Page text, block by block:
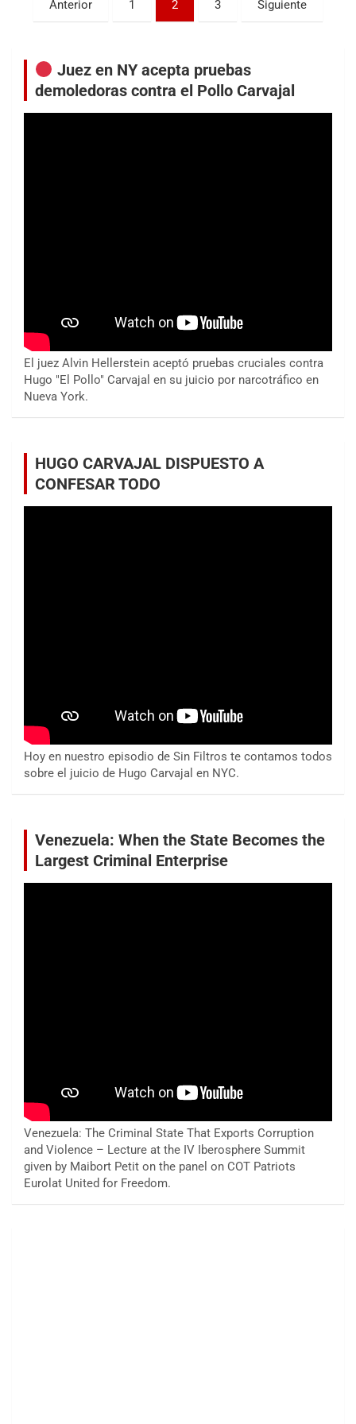
Anterior 1 2 3 Siguiente
Juez en NY acepta pruebas
demoledoras contra el Pollo Carvajal
El juez Alvin Hellerstein aceptó pruebas cruciales contra
Hugo "El Pollo" Carvajal en su juicio por narcotráfico en
Nueva York.
HUGO CARVAJAL DISPUESTO A
CONFESAR TODO
Hoy en nuestro episodio de Sin Filtros te contamos todos
sobre el juicio de Hugo Carvajal en NYC.
Venezuela: When the State Becomes the
Largest Criminal Enterprise
Venezuela: The Criminal State That Exports Corruption
and Violence – Lecture at the IV Iberosphere Summit
given by Maibort Petit on the panel on COT Patriots
Eurolat United for Freedom.